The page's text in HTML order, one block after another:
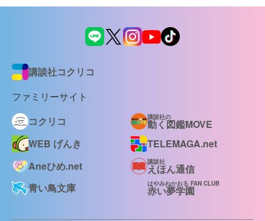
講談社コクリコ
ファミリーサイト
コクリコ
講談社の
動く図鑑MOVE
WEB げんき
TELEMAGA.net
Aneひめ.net
講談社
えほん通信
青い鳥文庫
はやみねかおる FAN CLUB
赤い夢学園